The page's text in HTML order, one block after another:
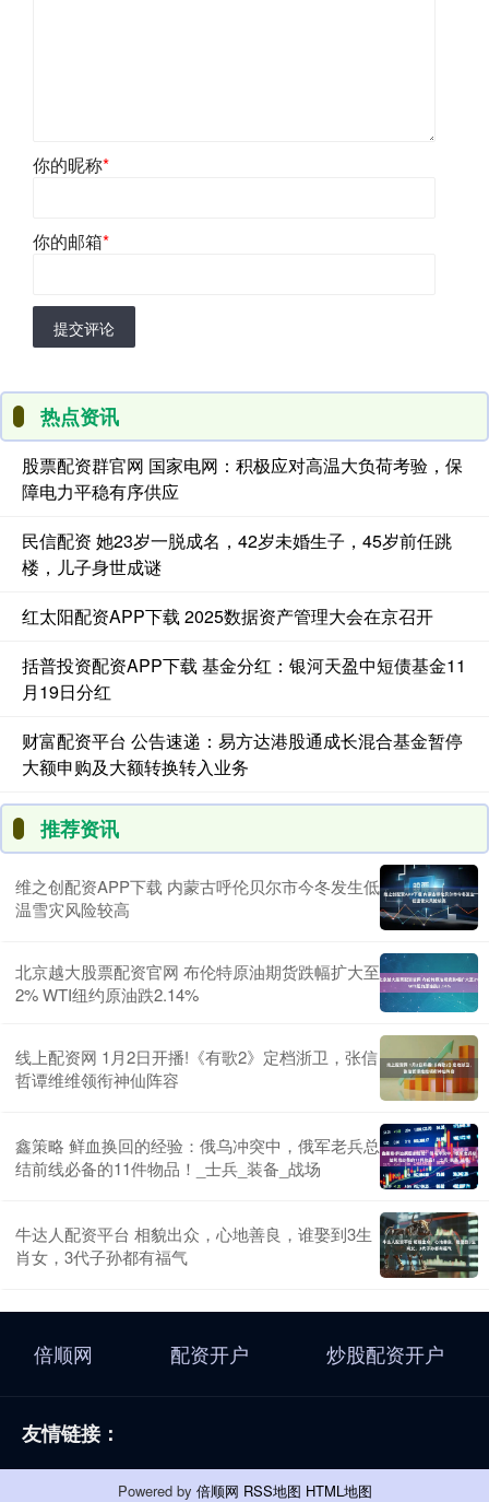
你的昵称*
你的邮箱*
提交评论
热点资讯
股票配资群官网 国家电网：积极应对高温大负荷考验，保
障电力平稳有序供应
民信配资 她23岁一脱成名，42岁未婚生子，45岁前任跳
楼，儿子身世成谜
红太阳配资APP下载 2025数据资产管理大会在京召开
括普投资配资APP下载 基金分红：银河天盈中短债基金11
月19日分红
财富配资平台 公告速递：易方达港股通成长混合基金暂停
大额申购及大额转换转入业务
推荐资讯
维之创配资APP下载 内蒙古呼伦贝尔市今冬发生低
温雪灾风险较高
北京越大股票配资官网 布伦特原油期货跌幅扩大至
2% WTI纽约原油跌2.14%
线上配资网 1月2日开播!《有歌2》定档浙卫，张信
哲谭维维领衔神仙阵容
鑫策略 鲜血换回的经验：俄乌冲突中，俄军老兵总
结前线必备的11件物品！_士兵_装备_战场
牛达人配资平台 相貌出众，心地善良，谁娶到3生
肖女，3代子孙都有福气
倍顺网 配资开户 炒股配资开户
友情链接：
Powered by 倍顺网 RSS地图 HTML地图